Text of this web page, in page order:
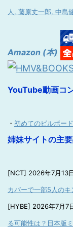
人, 藤原丈一郎, 中
Amazon (本)
YouTube動画コ
・ 初めてのビルボー
姉妹サイトの主
[NCT] 2026年7月13
カバーで一部5人の
[HYBE] 2026年7月7
る可能性は？日本版